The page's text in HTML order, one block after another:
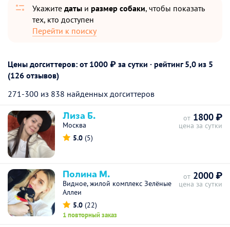
Укажите даты и размер собаки, чтобы показать
тех, кто доступен
Перейти к поиску
Цены догситтеров: от 1000 ₽ за сутки · рейтинг 5,0 из 5
(126 отзывов)
271-300 из 838 найденных догситтеров
Лиза Б.
Москва
5.0 (5)
от 1800 ₽
цена за сутки
Полина М.
Видное, жилой комплекс Зелёные
Аллеи
5.0 (22)
1 повторный заказ
от 2000 ₽
цена за сутки